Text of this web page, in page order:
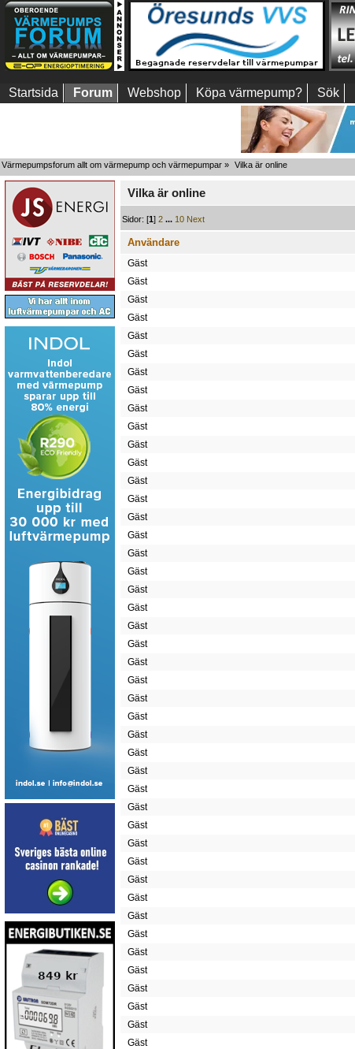
Startsida Forum Webshop Köpa värmepump? Sök
Värmepumpsforum allt om värmepump och värmepumpar » Vilka är online
Vilka är online
Sidor: [1]2 ... 10 Next
Användare
Gäst
Gäst
Gäst
Gäst
Gäst
Gäst
Gäst
Gäst
Gäst
Gäst
Gäst
Gäst
Gäst
Gäst
Gäst
Gäst
Gäst
Gäst
Gäst
Gäst
Gäst
Gäst
Gäst
Gäst
Gäst
Gäst
Gäst
Gäst
Gäst
Gäst
Gäst
Gäst
Gäst
Gäst
Gäst
Gäst
Gäst
Gäst
Gäst
Gäst
Gäst
Gäst
Gäst
Gäst